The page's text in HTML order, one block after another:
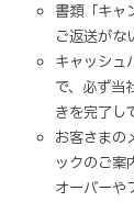
書類「キャ
ご返送がな
キャッシュ
で、必ず当
きを完了し
お客さまの
ックのご案
オーバーや